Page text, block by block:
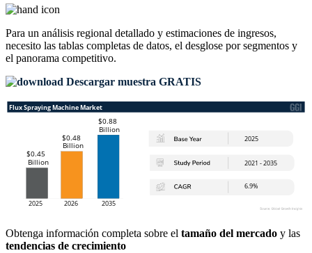
Para un análisis regional detallado y estimaciones de ingresos,
necesito las tablas completas de datos, el desglose por segmentos y
el panorama competitivo.
Descargar muestra GRATIS
Obtenga información completa sobre el tamaño del mercado y las
tendencias de crecimiento